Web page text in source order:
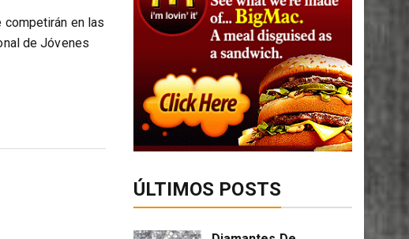
en las
de Jóvenes
ÚLTIMOS POSTS